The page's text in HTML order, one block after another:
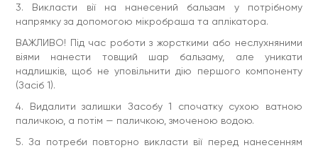
3. Викласти вії на нанесений бальзам у потрібному
напрямку за допомогою мікробраша та аплікатора.
ВАЖЛИВО! Під час роботи з жорсткими або неслухняними
віями нанести товщий шар бальзаму, але уникати
надлишків, щоб не уповільнити дію першого компоненту
(Засіб 1).
4. Видалити залишки Засобу 1 спочатку сухою ватною
паличкою, а потім — паличкою, змоченою водою.
5. За потреби повторно викласти вії перед нанесенням